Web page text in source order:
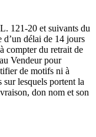
121-20 et suivants du
délai de 14 jours
compter du retrait de
Vendeur pour
de motifs ni à
sur lesquels portent la
don nom et son